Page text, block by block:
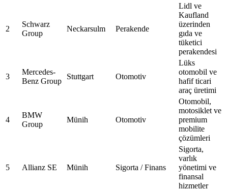
2
Schwarz
Group
Neckarsulm Perakende
Lidl ve
Kaufland
üzerinden
gıda ve
tüketici
perakendesi
3
Mercedes-
Benz Group
Stuttgart Otomotiv
Lüks
otomobil ve
hafif ticari
araç üretimi
4
BMW
Group
Münih Otomotiv
Otomobil,
motosiklet ve
premium
mobilite
çözümleri
5 Allianz SE Münih Sigorta / Finans
Sigorta,
varlık
yönetimi ve
finansal
hizmetler